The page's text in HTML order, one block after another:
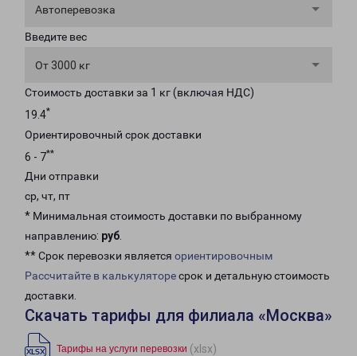
Автоперевозка
Введите вес
От 3000 кг
Стоимость доставки за 1 кг (включая НДС)
19.4*
Ориентировочный срок доставки
6 - 7**
Дни отправки
ср, чт, пт
* Минимальная стоимость доставки по выбранному
направлению: руб.
** Срок перевозки является ориентировочным
Рассчитайте в калькуляторесрок и детальную стоимость
доставки.
Скачать тарифы для филиала «Москва»
Тарифы на услуги перевозки (xlsx)